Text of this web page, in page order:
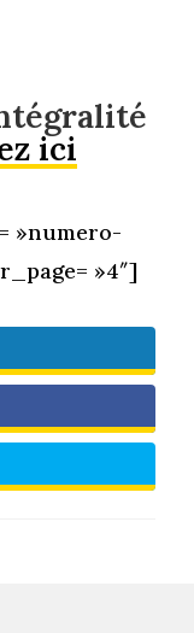
ici
»numero-
»4″]